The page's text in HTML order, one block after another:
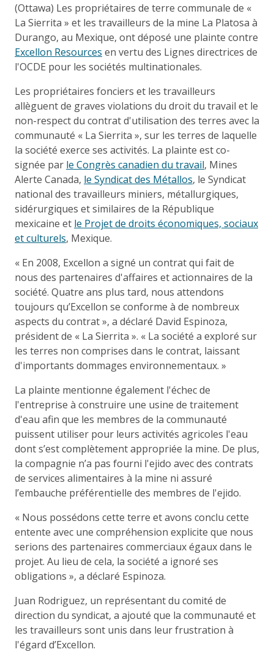
(Ottawa) Les propriétaires de terre communale de «
La Sierrita » et les travailleurs de la mine La Platosa à
Durango, au Mexique, ont déposé une plainte contre
Excellon Resources en vertu des Lignes directrices de
l'OCDE pour les sociétés multinationales.
Les propriétaires fonciers et les travailleurs
allèguent de graves violations du droit du travail et le
non-respect du contrat d'utilisation des terres avec la
communauté « La Sierrita », sur les terres de laquelle
la société exerce ses activités. La plainte est co-
signée par le Congrès canadien du travail, Mines
Alerte Canada, le Syndicat des Métallos, le Syndicat
national des travailleurs miniers, métallurgiques,
sidérurgiques et similaires de la République
mexicaine et le Projet de droits économiques, sociaux
et culturels, Mexique.
« En 2008, Excellon a signé un contrat qui fait de
nous des partenaires d'affaires et actionnaires de la
société. Quatre ans plus tard, nous attendons
toujours qu’Excellon se conforme à de nombreux
aspects du contrat », a déclaré David Espinoza,
président de « La Sierrita ». « La société a exploré sur
les terres non comprises dans le contrat, laissant
d'importants dommages environnementaux. »
La plainte mentionne également l'échec de
l'entreprise à construire une usine de traitement
d'eau afin que les membres de la communauté
puissent utiliser pour leurs activités agricoles l'eau
dont s’est complètement appropriée la mine. De plus,
la compagnie n’a pas fourni l'ejido avec des contrats
de services alimentaires à la mine ni assuré
l’embauche préférentielle des membres de l'ejido.
« Nous possédons cette terre et avons conclu cette
entente avec une compréhension explicite que nous
serions des partenaires commerciaux égaux dans le
projet. Au lieu de cela, la société a ignoré ses
obligations », a déclaré Espinoza.
Juan Rodriguez, un représentant du comité de
direction du syndicat, a ajouté que la communauté et
les travailleurs sont unis dans leur frustration à
l'égard d’Excellon.